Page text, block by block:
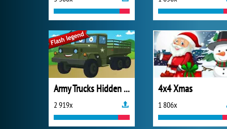
Army Trucks Hidden Letters
2 919x
4x4 Xmas
1 806x